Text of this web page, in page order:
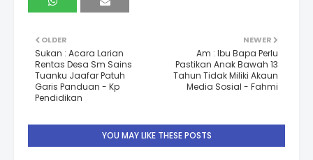
NEWER
Am : Ibu Bapa Perlu
Pastikan Anak Bawah 13
Tahun Tidak Miliki Akaun
Media Sosial - Fahmi
OLDER
Sukan : Acara Larian
Rentas Desa Sm Sains
Tuanku Jaafar Patuh
Garis Panduan - Kp
Pendidikan
YOU MAY LIKE THESE POSTS